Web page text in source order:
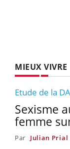
MIEUX VIVRE
Etude de la
Sexisme
femme
Par Julian Prial